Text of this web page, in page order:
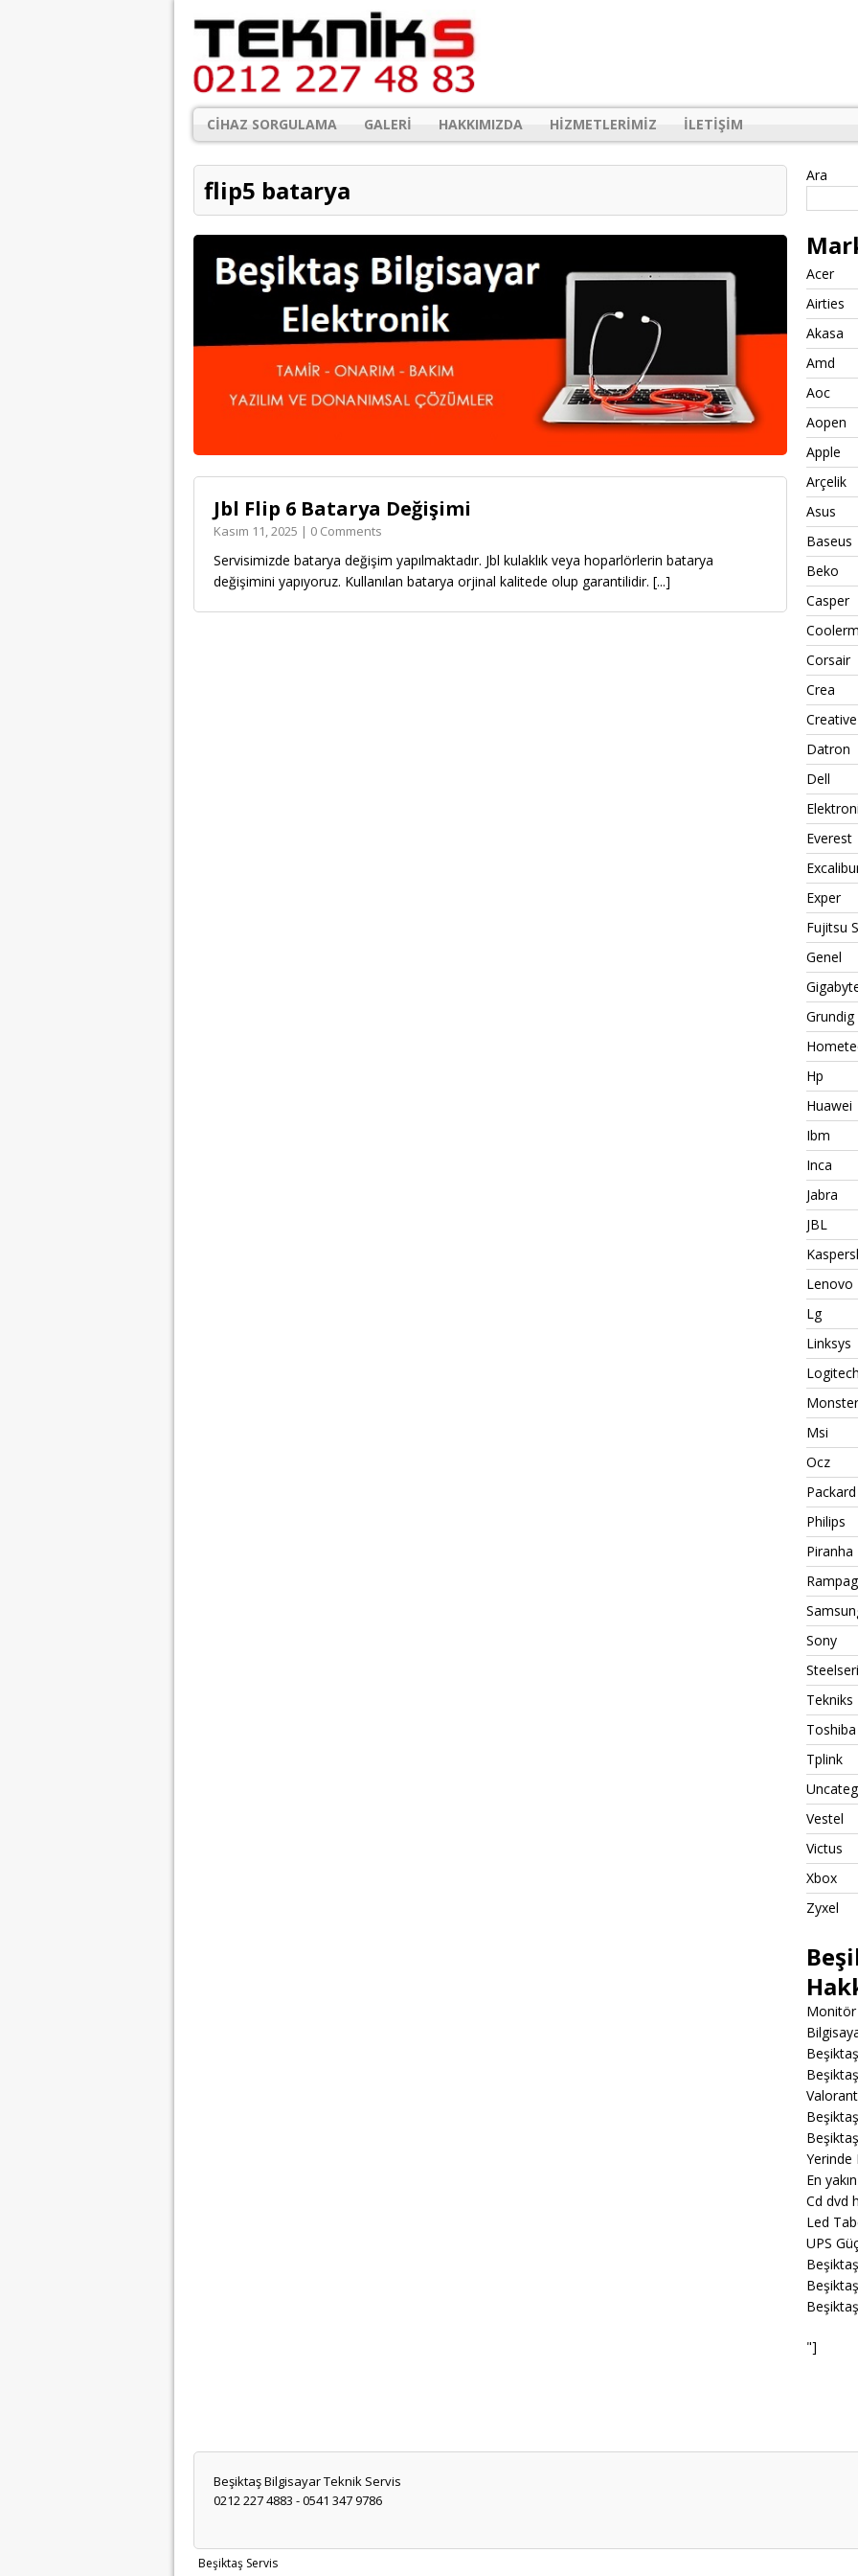
CIHAZ SORGULAMA GALERI HAKKIMIZDA HIZMETLERIMIZ İLETIŞIM
flip5 batarya
Jbl Flip 6 Batarya Değişimi
Kasım 11, 2025 | 0 Comments
Servisimizde batarya değişim yapılmaktadır. Jbl kulaklık veya hoparlörlerin batarya
değişimini yapıyoruz. Kullanılan batarya orjinal kalitede olup garantilidir. [...]
Ara
Acer
Airties
Akasa
Amd
Aoc
Aopen
Apple
Arçelik
Asus
Baseus
Beko
Casper
Corsair
Crea
Creative
Datron
Dell
Everest
Exper
Fujitsu
Genel
Grundig
Hp
Huawei
Ibm
Inca
Jabra
JBL
Lenovo
Lg
Linksys
Logitech
Monster
Msi
Ocz
Philips
Piranha
Sony
Tekniks
Toshiba
Tplink
Vestel
Victus
Xbox
Zyxel
Monitör
Yerinde
En
Cd dvd
Led
UPS
"]
Beşiktaş Bilgisayar Teknik Servis
0212 227 4883 - 0541 347 9786
Beşiktaş Servis